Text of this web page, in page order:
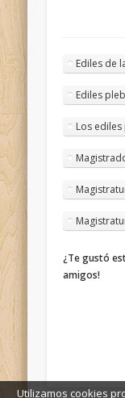
Ediles de
Ediles
Los
¿Te gustó
amigos!
Utilizamos cookies